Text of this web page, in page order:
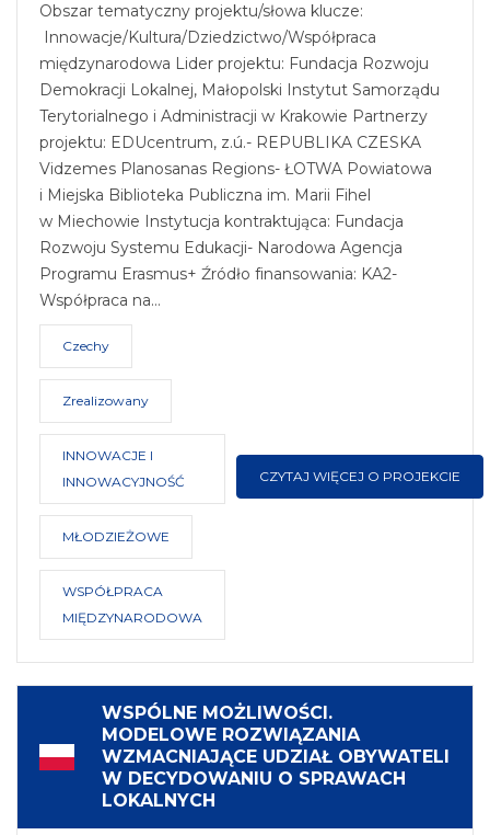
Obszar tematyczny projektu/słowa klucze:
Innowacje/Kultura/Dziedzictwo/Współpraca
międzynarodowa Lider projektu: Fundacja Rozwoju
Demokracji Lokalnej, Małopolski Instytut Samorządu
Terytorialnego i Administracji w Krakowie Partnerzy
projektu: EDUcentrum, z.ú.- REPUBLIKA CZESKA
Vidzemes Planosanas Regions- ŁOTWA Powiatowa
i Miejska Biblioteka Publiczna im. Marii Fihel
w Miechowie Instytucja kontraktująca: Fundacja
Rozwoju Systemu Edukacji- Narodowa Agencja
Programu Erasmus+ Źródło finansowania: KA2-
Współpraca na…
Czechy
Zrealizowany
INNOWACJE I
INNOWACYJNOŚĆ
MŁODZIEŻOWE
WSPÓŁPRACA
MIĘDZYNARODOWA
CZYTAJ WIĘCEJ O PROJEKCIE
WSPÓLNE MOŻLIWOŚCI.
MODELOWE ROZWIĄZANIA
WZMACNIAJĄCE UDZIAŁ OBYWATELI
W DECYDOWANIU O SPRAWACH
LOKALNYCH